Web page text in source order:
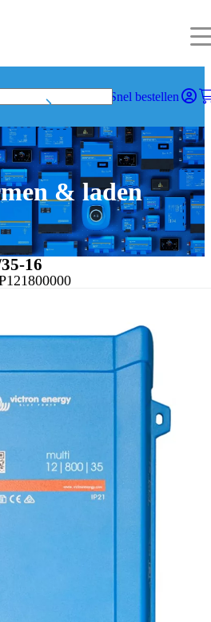
Snel bestellen
& laden
16